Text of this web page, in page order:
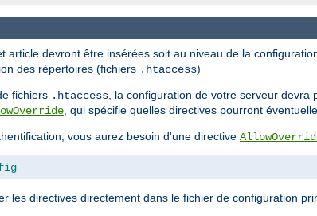
article devront être insérées soit au niveau de la
des répertoires (fichiers .htaccess)
fichiers .htaccess, la configuration de votre serveur devra
, qui spécifie quelles directives pourront
vous aurez besoin d'une directive
les directives directement dans le fichier de configuration